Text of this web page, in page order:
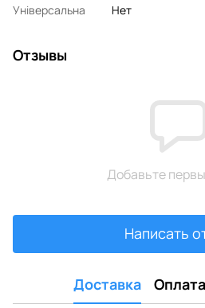
Універсальна
Нет
Отзывы
Добавьте
Написать
Доставка Оплата